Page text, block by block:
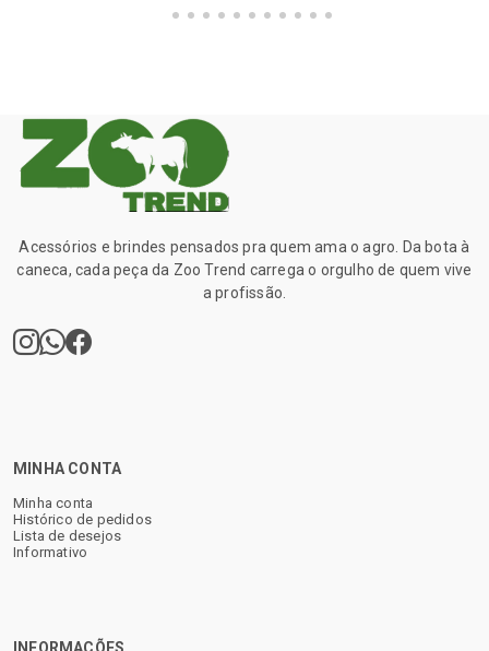
Acessórios e brindes pensados pra quem ama o agro. Da bota à
caneca, cada peça da Zoo Trend carrega o orgulho de quem vive
a profissão.
MINHA CONTA
Minha conta
Histórico de pedidos
Lista de desejos
Informativo